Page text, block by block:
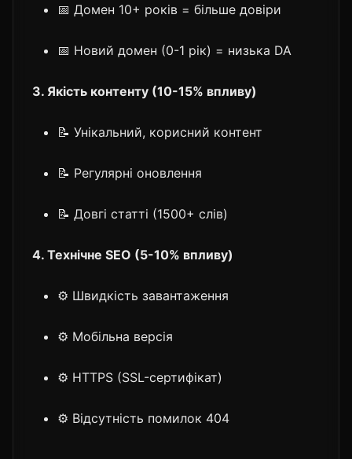
📅 Домен 10+ років = більше довіри
📅 Новий домен (0-1 рік) = низька DA
3. Якість контенту (10-15% впливу)
📝 Унікальний, корисний контент
📝 Регулярні оновлення
📝 Довгі статті (1500+ слів)
4. Технічне SEO (5-10% впливу)
⚙️ Швидкість завантаження
⚙️ Мобільна версія
⚙️ HTTPS (SSL-сертифікат)
⚙️ Відсутність помилок 404